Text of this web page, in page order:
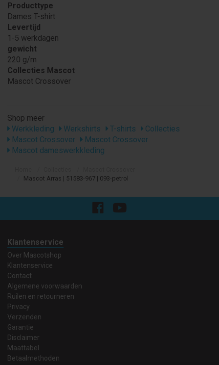
Producttype
Dames T-shirt
Levertijd
1-5 werkdagen
gewicht
220 g/m
Collecties Mascot
Mascot Crossover
Shop meer
Werkkleding
Werkshirts T-shirts
Collecties
Mascot Crossover
Mascot Crossover
Mascot dameswerkkleding
Mascot Arras | 51583-967 | 093-petrol
Klantenservice
Over Mascotshop
Klantenservice
Contact
Algemene voorwaarden
Ruilen en retourneren
Privacy
Verzenden
Garantie
Disclaimer
Maattabel
Betaalmethoden